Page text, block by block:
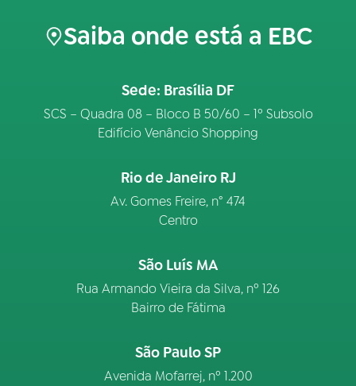
Saiba onde está a EBC
Sede: Brasília DF
SCS – Quadra 08 – Bloco B 50/60 – 1º Subsolo
Edifício Venâncio Shopping
Rio de Janeiro RJ
Av. Gomes Freire, n° 474
Centro
São Luís MA
Rua Armando Vieira da Silva, nº 126
Bairro de Fátima
São Paulo SP
Avenida Mofarrej, nº 1.200